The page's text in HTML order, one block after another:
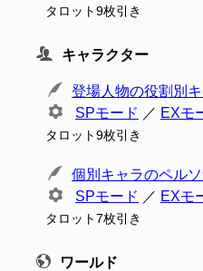
タロット9枚引き
キャラクター
登場人物の役割別
SPモード ／ EXモ
タロット9枚引き
個別キャラのペル
SPモード ／ EXモ
タロット7枚引き
ワールド